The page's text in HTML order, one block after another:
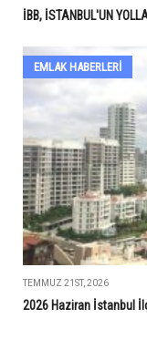
İBB, İSTANBUL'UN
EMLAK HABERLERI
TEMMUZ 21ST, 2026
2026 Haziran İstanbul